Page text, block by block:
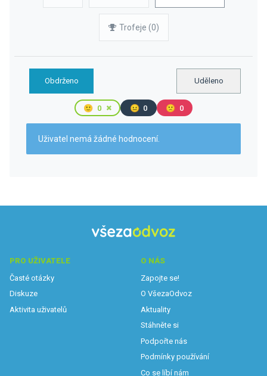
Trofeje (0)
Obdrženo Uděleno
🙂 0 😐 0 🙁 0
Uživatel nemá žádné hodnocení.
PRO UŽIVATELE
Časté otázky
Diskuze
Aktivita uživatelů
O NÁS
Zapojte se!
O VšezaOdvoz
Aktuality
Stáhněte si
Podpořte nás
Podmínky používání
Co se líbí nám